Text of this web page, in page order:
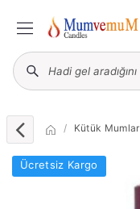
Kütük Mumlar
Ücretsiz Kargo